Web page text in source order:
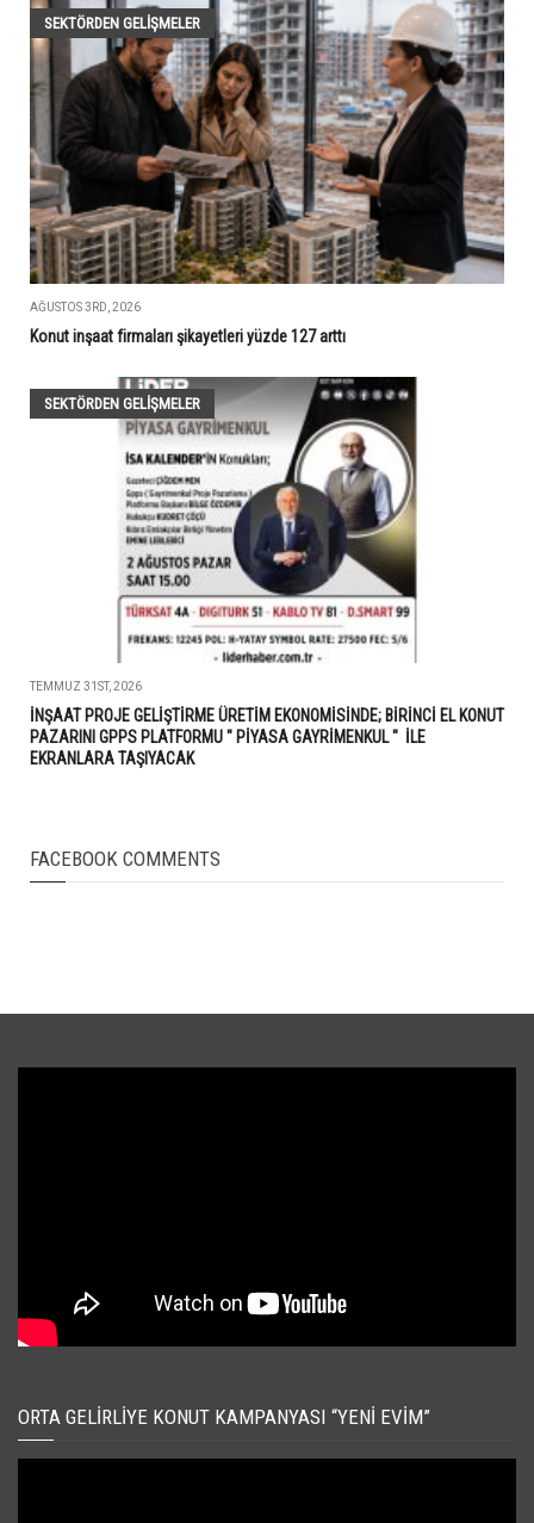
SEKTÖRDEN GELIŞMELER
AĞUSTOS 3RD, 2026
Konut inşaat firmaları şikayetleri yüzde 127 arttı
SEKTÖRDEN GELIŞMELER
TEMMUZ 31ST, 2026
İNŞAAT PROJE GELİŞTİRME ÜRETİM EKONOMİSİNDE; BİRİNCİ EL KONUT
PAZARINI GPPS PLATFORMU " PİYASA GAYRİMENKUL " İLE
EKRANLARA TAŞIYACAK
FACEBOOK COMMENTS
ORTA GELIRLIYE KONUT KAMPANYASI “YENI EVIM”